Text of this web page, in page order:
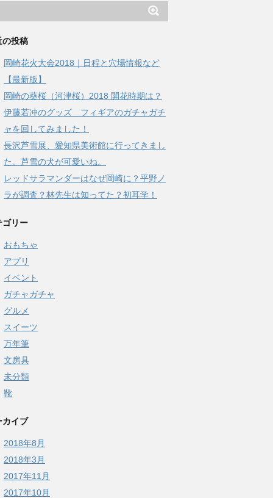
の投稿
岡崎花火大会2018｜日程と穴場情報など
【最新版】
岡崎の葵桜（河津桜）2018 開花時期は？
伊藤若冲のグッズ フィギアのガチャガチ
ャを回してみました！
長沢芦雪展、愛知県美術館に行ってきまし
た。芦雪の犬が可愛いね。
レッドサラマンダーはなぜ岡崎に？平野ノ
ラが調査？林先生は知ってた？初耳学！
ゴリー
おもちゃ
アプリ
イベント
ガチャガチャ
グルメ
スイーツ
万年筆
文房具
未分類
靴
カイブ
2018年8月
2018年3月
2017年11月
2017年10月